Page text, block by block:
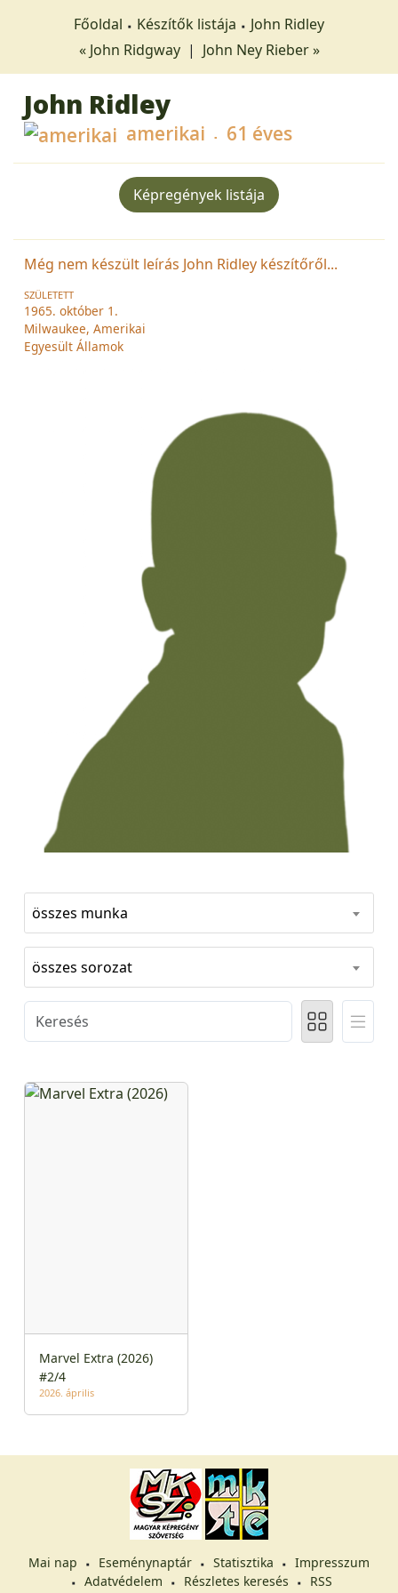
Főoldal Készítők listája
John Ridley
« John Ridgway | John Ney Rieber »
John Ridley
amerikai 61 éves
Képregények listája
Még nem készült leírás John Ridley készítőről...
SZÜLETETT
1965. október 1.
Milwaukee, Amerikai
Egyesült Államok
összes munka
összes sorozat
Marvel Extra (2026)
#2/4
2026. április
Mai nap Eseménynaptár Statisztika
Impresszum
Adatvédelem
Részletes keresés RSS